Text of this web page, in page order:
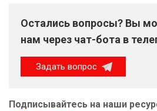
Остались вопросы? Вы
нам через чат-бота в
Задать вопрос
Подписывайтесь на наши